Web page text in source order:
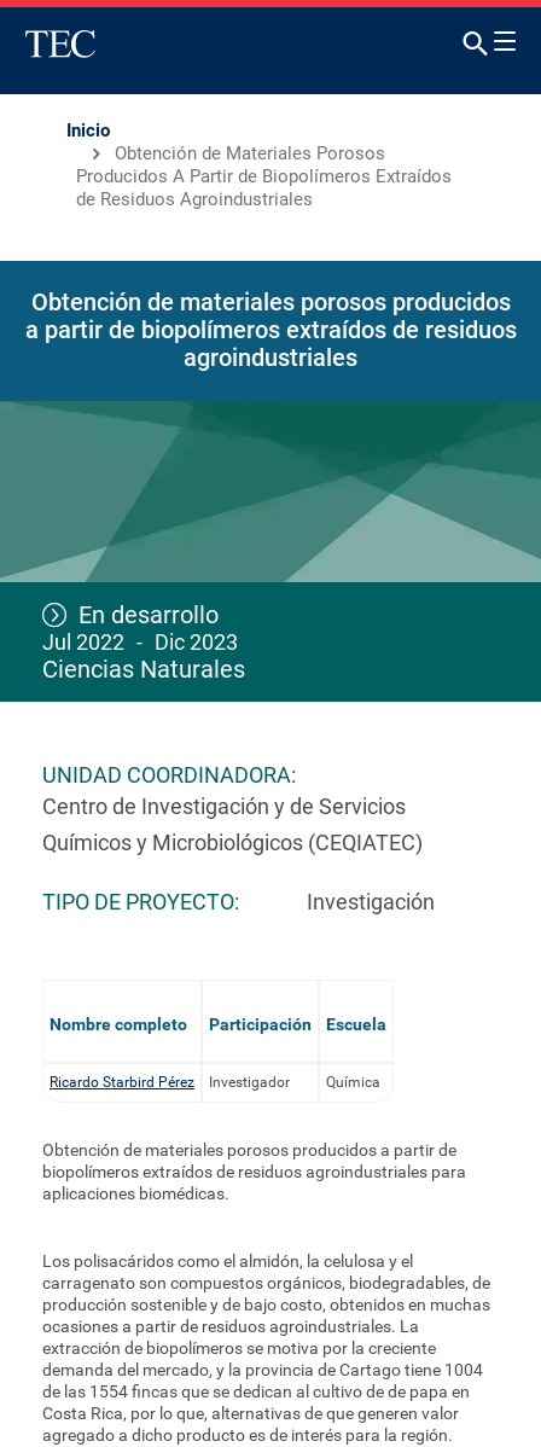
Inicio
Obtención de Materiales Porosos
Producidos A Partir de Biopolímeros Extraídos
de Residuos Agroindustriales
Obtención de materiales porosos producidos
a partir de biopolímeros extraídos de residuos
agroindustriales
En desarrollo
Jul 2022 Dic 2023
Ciencias Naturales
UNIDAD COORDINADORA
Centro de Investigación y de Servicios
Químicos y Microbiológicos (CEQIATEC)
TIPO DE PROYECTO Investigación
Nombre completo Participación Escuela
Ricardo Starbird Pérez Investigador Química
Obtención de materiales porosos producidos a partir de
biopolímeros extraídos de residuos agroindustriales para
aplicaciones biomédicas.
Los polisacáridos como el almidón, la celulosa y el
carragenato son compuestos orgánicos, biodegradables, de
producción sostenible y de bajo costo, obtenidos en muchas
ocasiones a partir de residuos agroindustriales. La
extracción de biopolímeros se motiva por la creciente
demanda del mercado, y la provincia de Cartago tiene 1004
de las 1554 fincas que se dedican al cultivo de de papa en
Costa Rica, por lo que, alternativas de que generen valor
agregado a dicho producto es de interés para la región.